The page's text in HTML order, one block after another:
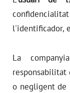
l'identificador,
La
o negligent